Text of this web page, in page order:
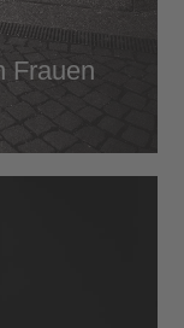
Frauen